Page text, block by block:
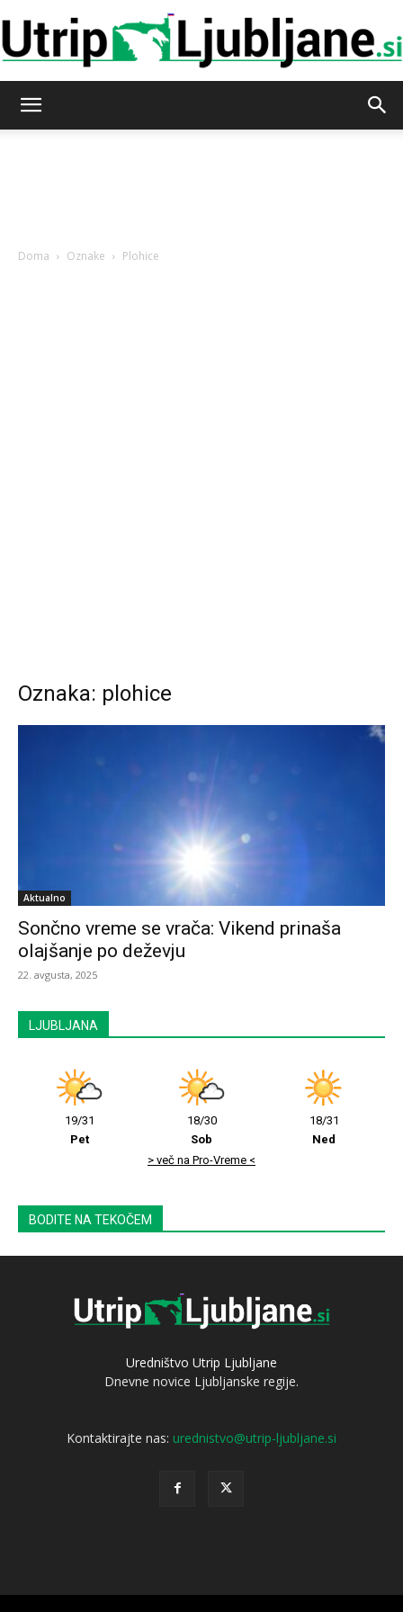
Doma Oznake Plohice
Oznaka: plohice
Aktualno
Sončno vreme se vrača: Vikend prinaša
olajšanje po deževju
22. avgusta, 2025
LJUBLJANA
19/31
Pet
18/30
Sob
18/31
Ned
> več na Pro-Vreme <
BODITE NA TEKOČEM
Uredništvo Utrip Ljubljane
Dnevne novice Ljubljanske regije.
Kontaktirajte nas: urednistvo@utrip-ljubljane.si